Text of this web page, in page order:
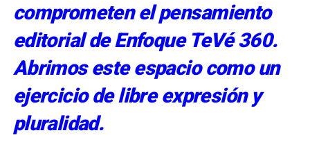
comprometen el pensamiento
editorial de Enfoque TeVé 360.
Abrimos este espacio como un
ejercicio de libre expresión y
pluralidad.